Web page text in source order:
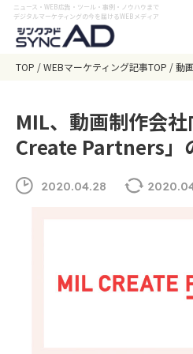
ニュース・WEB広告・ツール・事例・ノウハウまで
デジタルマーケティングの今を届けるWEBメディア
TOP WEBマーケティング記事TOP 動
MIL、動画制作会
Create Partners」
2020.04.28